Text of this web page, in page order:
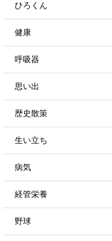
ひろくん
健康
呼吸器
思い出
歴史散策
生い立ち
病気
経管栄養
野球